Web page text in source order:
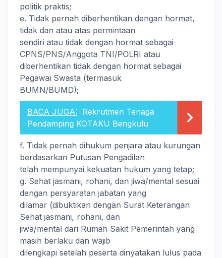
politik praktis;
e. Tidak pernah diberhentikan dengan hormat,
tidak dan atau atas permintaan
sendiri atau tidak dengan hormat sebagai
CPNS/PNS/Anggota TNI/POLRI atau
diberhentikan tidak dengan hormat sebagai
Pegawai Swasta (termasuk
BUMN/BUMD);
BACA JUGA: Rekrutmen Tenaga
Pendamping KOTAKU Bengkulu
f. Tidak pernah dihukum penjara atau kurungan
berdasarkan Putusan Pengadilan
telah mempunyai kekuatan hukum yang tetap;
g. Sehat jasmani, rohani, dan jiwa/mental sesuai
dengan persyaratan jabatan yang
dilamar (dibuktikan dengan Surat Keterangan
Sehat jasmani, rohani, dan
jiwa/mental dari Rumah Sakit Pemerintah yang
masih berlaku dan wajib
dilengkapi setelah peserta dinyatakan lulus pada